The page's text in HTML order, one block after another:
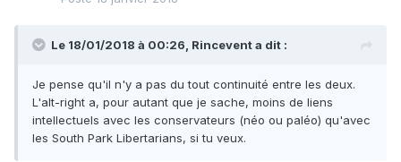
Le 18/01/2018 à 00:26, Rinceventa dit :
Je pense qu'il n'y a pas du tout continuité entre les deux.
L'alt-right a, pour autant que je sache, moins de liens
intellectuels avec les conservateurs (néo ou paléo) qu'avec
les South Park Libertarians, si tu veux.